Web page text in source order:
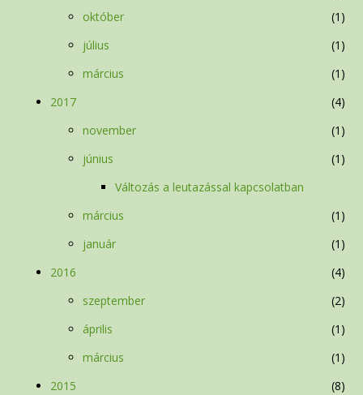
október
1
július
1
március
1
2017
4
november
1
június
1
Változás a leutazással kapcsolatban
március
1
január
1
2016
4
szeptember
2
április
1
március
1
2015
8